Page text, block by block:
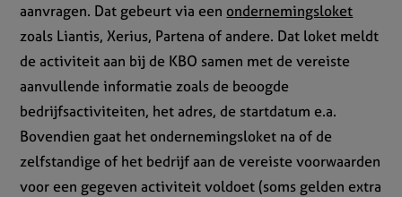
aanvragen. Dat gebeurt via eenondernemingsloket
zoals Liantis, Xerius, Partena of andere. Dat loket meldt
de activiteit aan bij de KBO samen met de vereiste
aanvullende informatie zoals de beoogde
bedrijfsactiviteiten, het adres, de startdatum e.a.
Bovendien gaat het ondernemingsloket na of de
zelfstandige of het bedrijf aan de vereiste voorwaarden
voor een gegeven activiteit voldoet (soms gelden extra